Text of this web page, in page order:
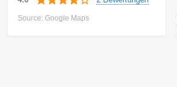
Source: Google Maps